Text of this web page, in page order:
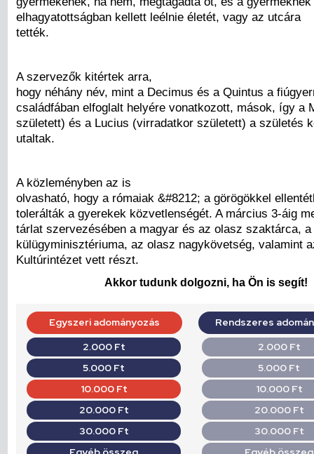
elhagyatottságban kellett leélnie életét, vagy az utcára
tették.
A szervezők kitértek arra,
hogy néhány név, mint a Decimus és a Quintus a
családfában elfoglalt helyére vonatkozott, mások, így a
született) és a Lucius (virradatkor született) a születés
utaltak.
A közleményben az is
olvasható, hogy a rómaiak &#8212; a görögökkel
tolerálták a gyerekek közvetlenségét. A március 3-áig
tárlat szervezésében a magyar és az olasz szaktárca,
külügyminisztériuma, az olasz nagykövetség, valamint
Kultúrintézet vett részt.
Akkor tudunk dolgozni, ha Ön is segít!